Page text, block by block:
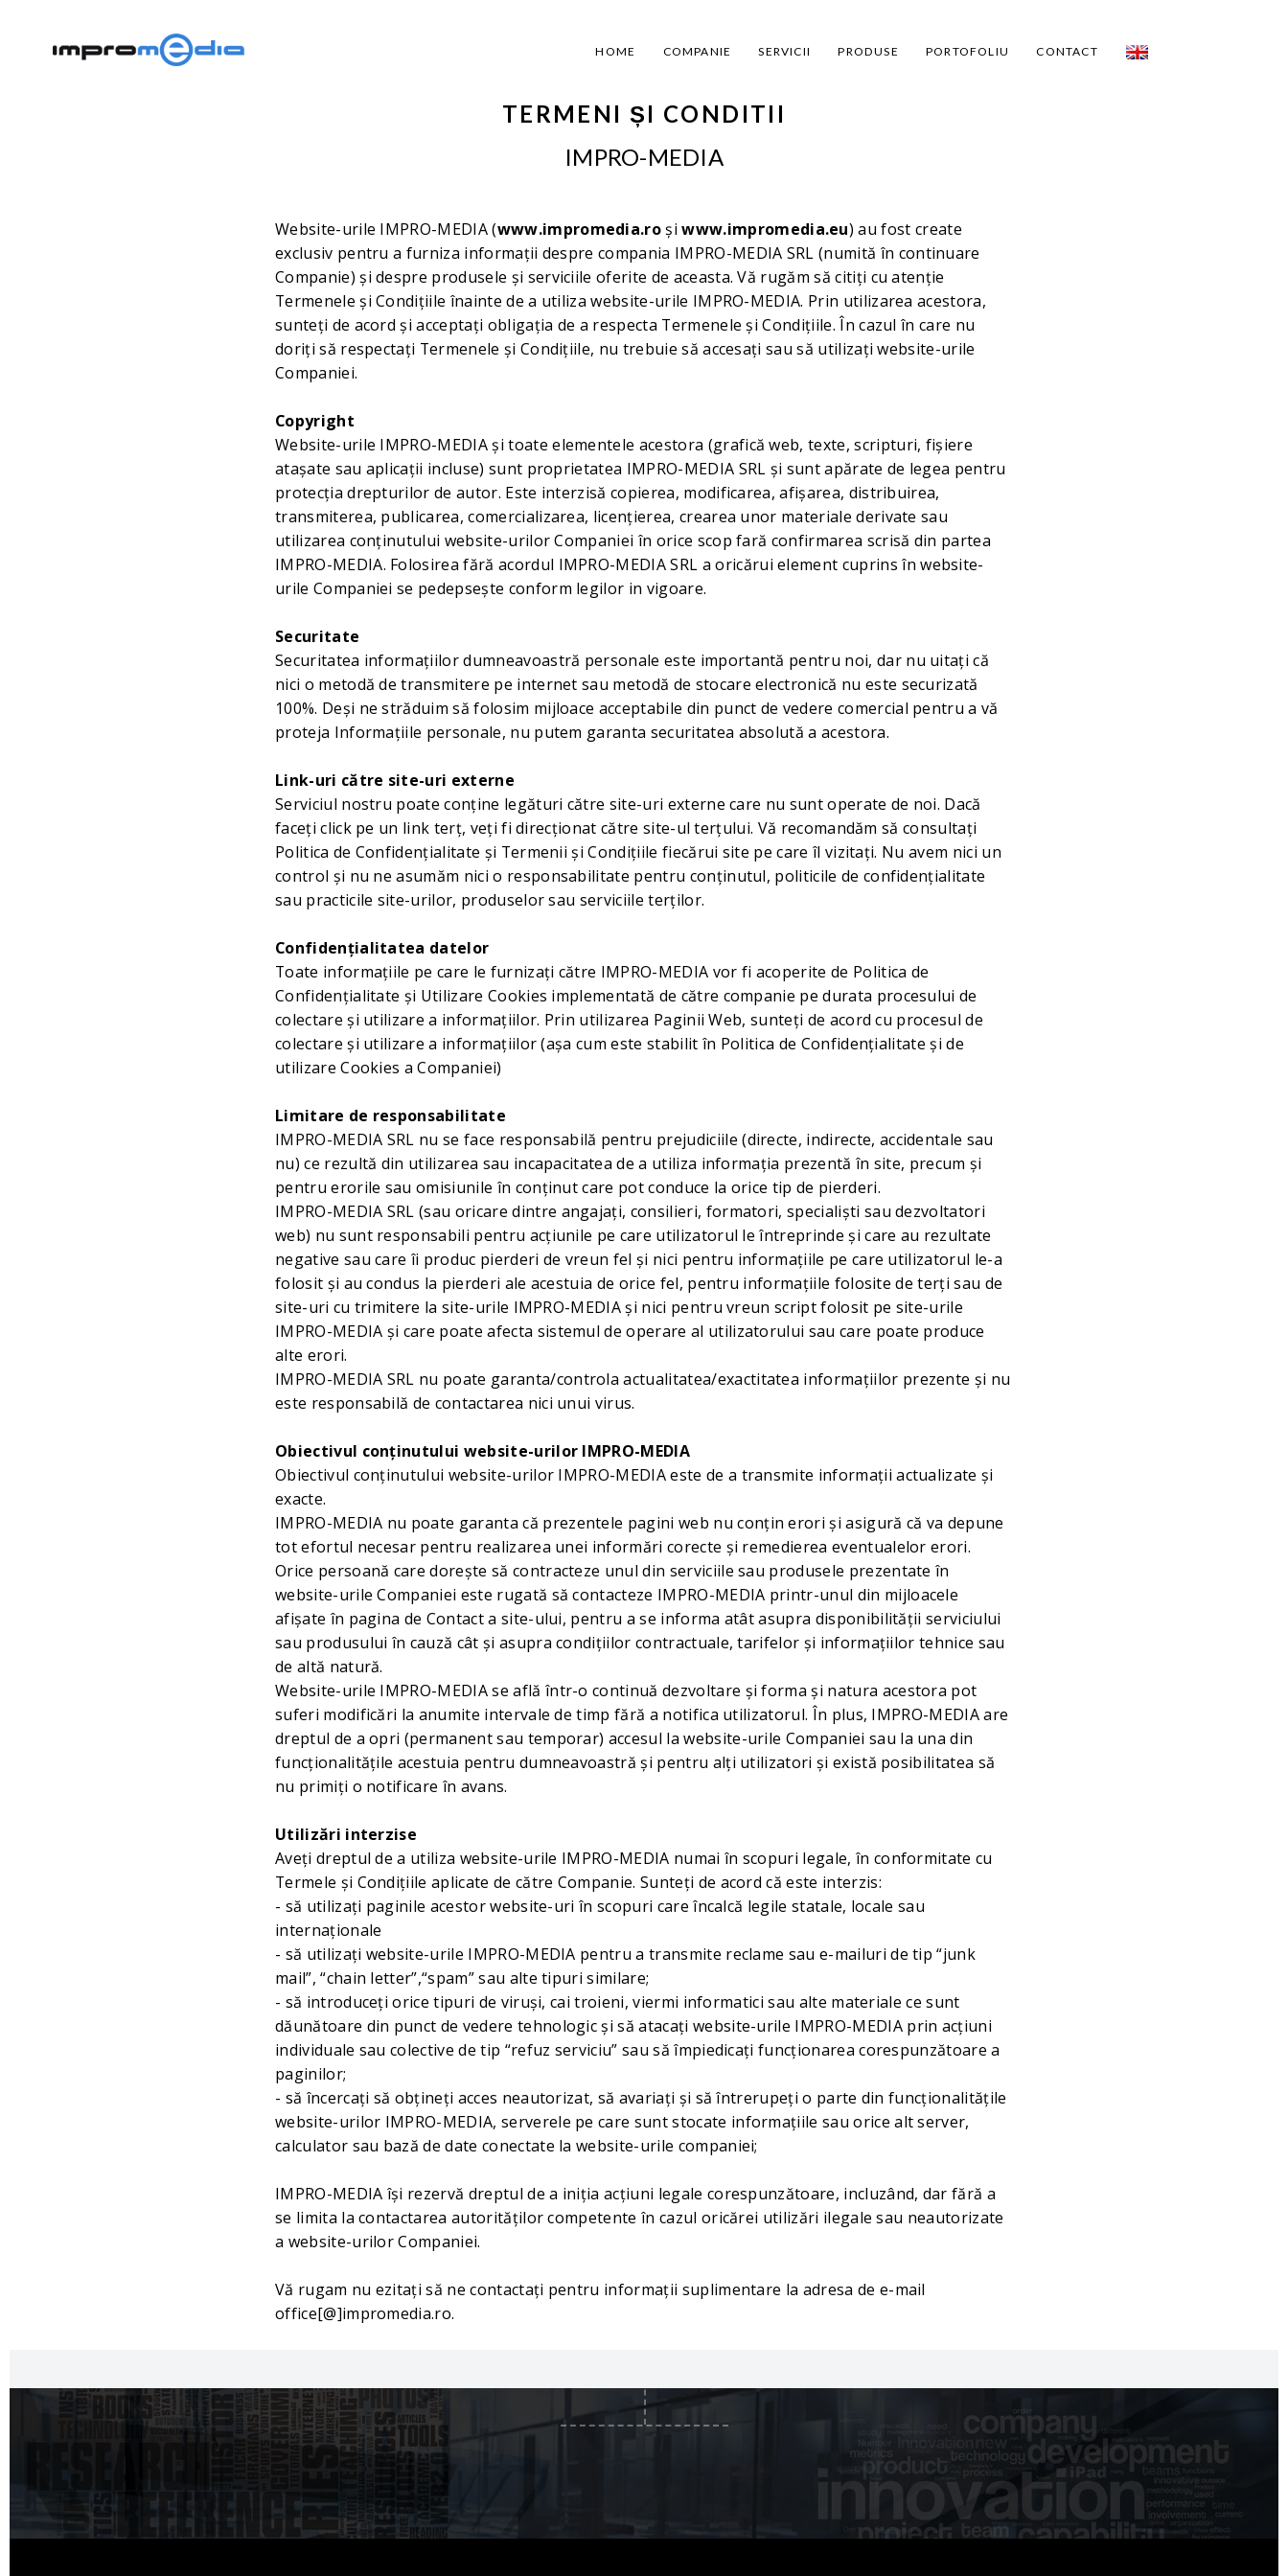
HOME COMPANIE SERVICII PRODUSE PORTOFOLIU CONTACT
TERMENI ȘI CONDITII
IMPRO-MEDIA
Website-urile IMPRO-MEDIA (www.impromedia.roșiwww.impromedia.eu) au fost create
exclusiv pentru a furniza informații despre compania IMPRO-MEDIA SRL (numită în continuare
Companie) și despre produsele și serviciile oferite de aceasta. Vă rugăm să citiți cu atenție
Termenele și Condițiile înainte de a utiliza website-urile IMPRO-MEDIA. Prin utilizarea acestora,
sunteți de acord și acceptați obligația de a respecta Termenele și Condițiile. În cazul în care nu
doriți să respectați Termenele și Condițiile, nu trebuie să accesați sau să utilizați website-urile
Companiei.
Copyright
Website-urile IMPRO-MEDIA și toate elementele acestora (grafică web, texte, scripturi, fișiere
atașate sau aplicații incluse) sunt proprietatea IMPRO-MEDIA SRL și sunt apărate de legea pentru
protecția drepturilor de autor. Este interzisă copierea, modificarea, afişarea, distribuirea,
transmiterea, publicarea, comercializarea, licenţierea, crearea unor materiale derivate sau
utilizarea conţinutului website-urilor Companiei în orice scop fară confirmarea scrisă din partea
IMPRO-MEDIA. Folosirea fără acordul IMPRO-MEDIA SRL a oricărui element cuprins în website-
urile Companiei se pedepsește conform legilor in vigoare.
Securitate
Securitatea informațiilor dumneavoastră personale este importantă pentru noi, dar nu uitați că
nici o metodă de transmitere pe internet sau metodă de stocare electronică nu este securizată
100%. Deși ne străduim să folosim mijloace acceptabile din punct de vedere comercial pentru a vă
proteja Informațiile personale, nu putem garanta securitatea absolută a acestora.
Link-uri către site-uri externe
Serviciul nostru poate conține legături către site-uri externe care nu sunt operate de noi. Dacă
faceți click pe un link terț, veți fi direcționat către site-ul terțului. Vă recomandăm să consultați
Politica de Confidențialitate și Termenii și Condițiile fiecărui site pe care îl vizitați. Nu avem nici un
control și nu ne asumăm nici o responsabilitate pentru conținutul, politicile de confidențialitate
sau practicile site-urilor, produselor sau serviciile terților.
Confidențialitatea datelor
Toate informațiile pe care le furnizați către IMPRO-MEDIA vor fi acoperite de Politica de
Confidențialitate și Utilizare Cookies implementată de către companie pe durata procesului de
colectare și utilizare a informațiilor. Prin utilizarea Paginii Web, sunteți de acord cu procesul de
colectare și utilizare a informațiilor (așa cum este stabilit în Politica de Confidențialitate și de
utilizare Cookies a Companiei)
Limitare de responsabilitate
IMPRO-MEDIA SRL nu se face responsabilă pentru prejudiciile (directe, indirecte, accidentale sau
nu) ce rezultă din utilizarea sau incapacitatea de a utiliza informația prezentă în site, precum și
pentru erorile sau omisiunile în conținut care pot conduce la orice tip de pierderi.
IMPRO-MEDIA SRL (sau oricare dintre angajați, consilieri, formatori, specialiști sau dezvoltatori
web) nu sunt responsabili pentru acțiunile pe care utilizatorul le întreprinde și care au rezultate
negative sau care îi produc pierderi de vreun fel și nici pentru informațiile pe care utilizatorul le-a
folosit și au condus la pierderi ale acestuia de orice fel, pentru informațiile folosite de terți sau de
site-uri cu trimitere la site-urile IMPRO-MEDIA și nici pentru vreun script folosit pe site-urile
IMPRO-MEDIA și care poate afecta sistemul de operare al utilizatorului sau care poate produce
alte erori.
IMPRO-MEDIA SRL nu poate garanta/controla actualitatea/exactitatea informațiilor prezente și nu
este responsabilă de contactarea nici unui virus.
Obiectivul conținutului website-urilor IMPRO-MEDIA
Obiectivul conţinutului website-urilor IMPRO-MEDIA este de a transmite informaţii actualizate şi
exacte.
IMPRO-MEDIA nu poate garanta că prezentele pagini web nu conţin erori şi asigură că va depune
tot efortul necesar pentru realizarea unei informări corecte şi remedierea eventualelor erori.
Orice persoană care doreşte să contracteze unul din serviciile sau produsele prezentate în
website-urile Companiei este rugată să contacteze IMPRO-MEDIA printr-unul din mijloacele
afişate în pagina de Contact a site-ului, pentru a se informa atât asupra disponibilităţii serviciului
sau produsului în cauză cât şi asupra condiţiilor contractuale, tarifelor şi informaţiilor tehnice sau
de altă natură.
Website-urile IMPRO-MEDIA se află într-o continuă dezvoltare și forma și natura acestora pot
suferi modificări la anumite intervale de timp fără a notifica utilizatorul. În plus, IMPRO-MEDIA are
dreptul de a opri (permanent sau temporar) accesul la website-urile Companiei sau la una din
funcționalitățile acestuia pentru dumneavoastră și pentru alți utilizatori și există posibilitatea să
nu primiți o notificare în avans.
Utilizări interzise
Aveți dreptul de a utiliza website-urile IMPRO-MEDIA numai în scopuri legale, în conformitate cu
Termele și Condițiile aplicate de către Companie. Sunteți de acord că este interzis:
- să utilizați paginile acestor website-uri în scopuri care încalcă legile statale, locale sau
internaționale
- să utilizați website-urile IMPRO-MEDIA pentru a transmite reclame sau e-mailuri de tip “junk
mail”, “chain letter”,“spam” sau alte tipuri similare;
- să introduceți orice tipuri de viruși, cai troieni, viermi informatici sau alte materiale ce sunt
dăunătoare din punct de vedere tehnologic și să atacați website-urile IMPRO-MEDIA prin acțiuni
individuale sau colective de tip “refuz serviciu” sau să împiedicați funcționarea corespunzătoare a
paginilor;
- să încercați să obțineți acces neautorizat, să avariați și să întrerupeți o parte din funcționalitățile
website-urilor IMPRO-MEDIA, serverele pe care sunt stocate informațiile sau orice alt server,
calculator sau bază de date conectate la website-urile companiei;
IMPRO-MEDIA își rezervă dreptul de a iniția acțiuni legale corespunzătoare, incluzând, dar fără a
se limita la contactarea autorităților competente în cazul oricărei utilizări ilegale sau neautorizate
a website-urilor Companiei.
Vă rugam nu ezitați să ne contactați pentru informații suplimentare la adresa de e-mail
office[@]impromedia.ro.